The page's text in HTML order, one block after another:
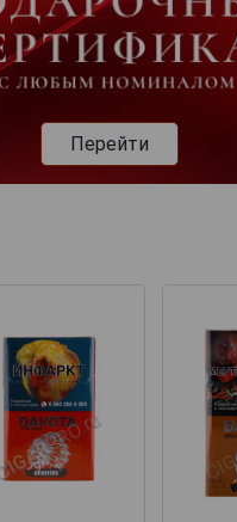
Перейти